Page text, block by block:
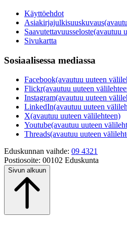
Käyttöehdot
Asiakirjajulkisuuskuvaus
Saavutettavuusseloste(avautuu
Sivukartta
Sosiaalisessa mediassa
Facebook(avautuu uuteen
Flickr(avautuu uuteen
Instagram(avautuu uuteen
LinkedIn(avautuu uuteen
X(avautuu uuteen välilehteen)
Youtube(avautuu uuteen
Threads(avautuu uuteen
Eduskunnan vaihde: 09 4321
Postiosoite: 00102 Eduskunta
Sivun alkuun